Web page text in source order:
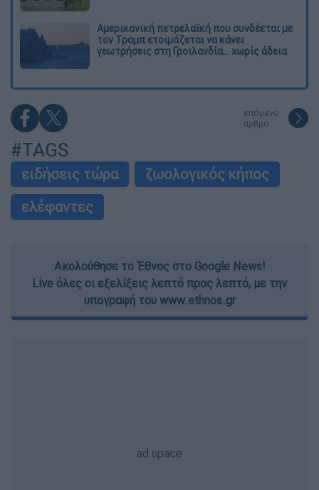
Αμερικανική πετρελαϊκή που συνδέεται με
τον Τραμπ ετοιμάζεται να κάνει
γεωτρήσεις στη Γροιλανδία... χωρίς άδεια
επόμενο
άρθρο
#TAGS
ειδήσεις τώρα
ζωολογικός κήπος
ελέφαντες
Ακολούθησε το Έθνος στο Google News!
Live όλες οι εξελίξεις λεπτό προς λεπτό, με την
υπογραφή του www.ethnos.gr